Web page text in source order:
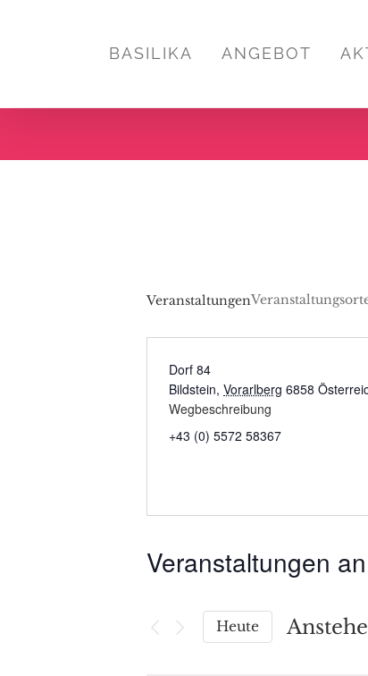
BASILIKA ANGEBOT
Veranstaltungen
Dorf 84
Bildstein, Vorarlberg 6858
Wegbeschreibung
+43 (0) 5572 58367
Veranstaltungen
Heute